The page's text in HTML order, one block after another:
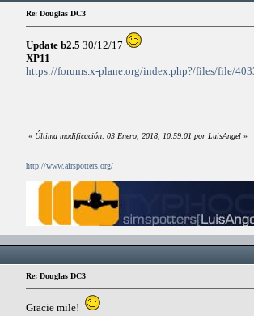
Re: Douglas DC3
Update b2.5 30/12/17
XP11
https://forums.x-plane.org/index.php?/files/file/
« Última modificación: 03 Enero, 2018, 10:59:01 por LuisAngel »
http://www.airspotters.org/
Re: Douglas DC3
Gracie mile!